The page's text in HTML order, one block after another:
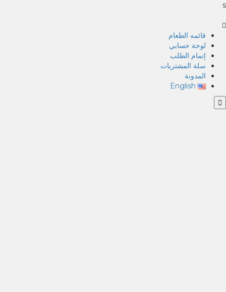
s
قائمه الطعام
لوحة حسابي
إتمام الطلب
سلة المشتريات
المدونة
English